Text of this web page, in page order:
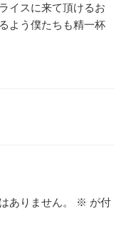
イスに来て頂けるお
よう僕たちも精一杯
ありません。 ※ が付